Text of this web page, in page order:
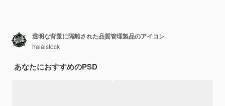
透明な背景に隔離された品質管理製品のアイコン
halalstock
あなたにおすすめのPSD